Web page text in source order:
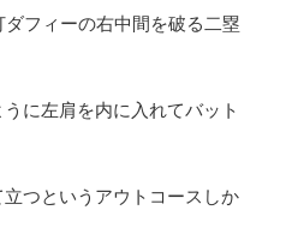
フィーの右中間を破る二塁
に左肩を内に入れてバット
つというアウトコースしか